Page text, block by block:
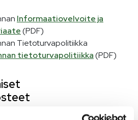
Informaatiovelvoite ja
(PDF)
Tietoturvapolitiikka
tietoturvapolitiikka(PDF)